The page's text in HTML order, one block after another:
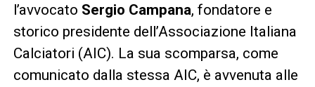
l’avvocato Sergio Campana, fondatore e
storico presidente dell’Associazione Italiana
Calciatori (AIC). La sua scomparsa, come
comunicato dalla stessa AIC, è avvenuta alle